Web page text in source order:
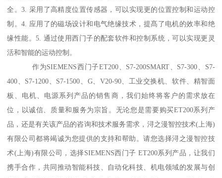
全。3. 采用了高精度位置传感器，可以实现更的位置控制和运动控
制。4. 应用了的磁场设计和电气绝缘技术，提髙了电机的效率和绝
缘性能。5. 通过使用西门子的配套软件和控制系统，可以实现更灵
活和智能的运动控制。
作为SIEMENS西门子ET200、S7-200SMART、S7-300、S7-
400、S7-1200、S7-1500、G、V20-90、工业交换机、软件、精智面
板、电机、电源系列产品的销售商，我们始终将客户的需求放在
位，以诚信、质量和服务为宗旨。无论您是需要购买ET200系列产
品，还是有关该产品的咨询和技术服务需求，浔之漫智控技术(上海)
有限公司都将竭诚为您提供的支持和帮助。请您选择浔之漫智控技
术(上海)有限公司，选择SIEMENS西门子 ET200系列产品，让我们
携手合作，共同推动智能科技、自动化科技、机电领域的发展与创